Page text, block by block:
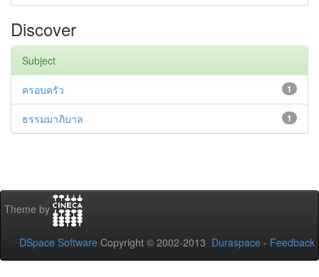
Discover
Subject
1
ครอบครัว
1
ธรรมมาภิบาล
Theme by
DSpace Software Copyright © 2002-2013 Duraspace - Feedback